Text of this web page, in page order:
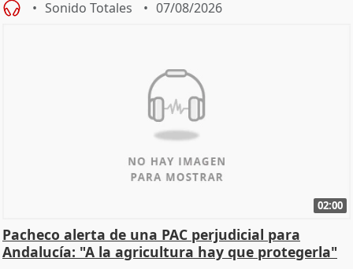
Sonido Totales 07/08/2026
02:00
Pacheco alerta de una PAC perjudicial para
Andalucía: "A la agricultura hay que protegerla"